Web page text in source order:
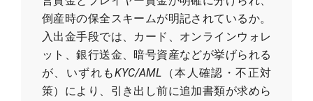
倒産時の保全スキームが明記されているか。
入出金手段では、カード、オンラインウォレ
ット、銀行送金、暗号資産などが挙げられる
が、いずれもKYC/AML （本人確認・不正対
策）により、引き出し前に追加書類が求めら